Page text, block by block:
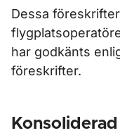
Dessa
har godkänts
föreskrifter.